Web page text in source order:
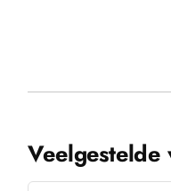
Veelgestelde